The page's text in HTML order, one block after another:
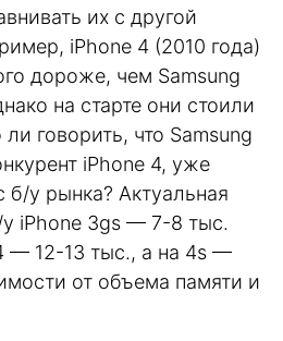
их с другой
iPhone 4 (2010 года)
дороже, чем Samsung
на старте они стоили
говорить, что Samsung
iPhone 4, уже
б/у рынка? Актуальная
iPhone 3gs — 7-8 тыс.
— 12-13 тыс., а на 4s —
от объема памяти и